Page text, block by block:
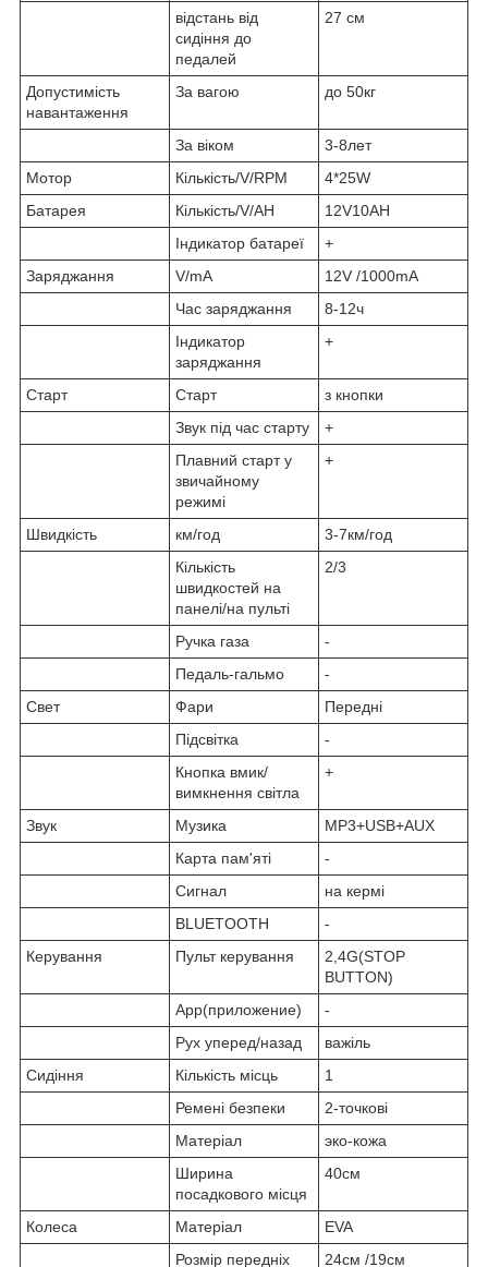
відстань від
сидіння до
педалей
27 см
Допустимість
навантаження
За вагою до 50кг
За віком
3-8лет
Мотор
Кількість/V/RPM
4*25W
Батарея
Кількість/V/AH
12V10AH
Індикатор батареї
+
Заряджання
V/mA
12V /1000mA
Час заряджання
8-12ч
Індикатор
заряджання
+
Старт Старт
з кнопки
Звук під час старту
+
Плавний старт у
звичайному
режимі
+
Швидкість км/год
3-7км/год
Кількість
швидкостей на
панелі/на пульті
2/3
Ручка газа
-
Педаль-гальмо
-
Свет
Фари
Передні
Підсвітка
-
Кнопка вмик/
вимкнення світла
+
Звук Музика
MP3+USB+AUX
Карта пам'яті
-
Сигнал
на кермі
BLUETOOTH
-
Керування
Пульт керування
2,4G(STOP
BUTTON)
App(приложение)
-
Рух уперед/назад
важіль
Сидіння
Кількість місць
1
Ремені безпеки
2-точкові
Матеріал
эко-кожа
Ширина
посадкового місця
40см
Колеса Матеріал
EVA
Розмір передніх
24см /19см